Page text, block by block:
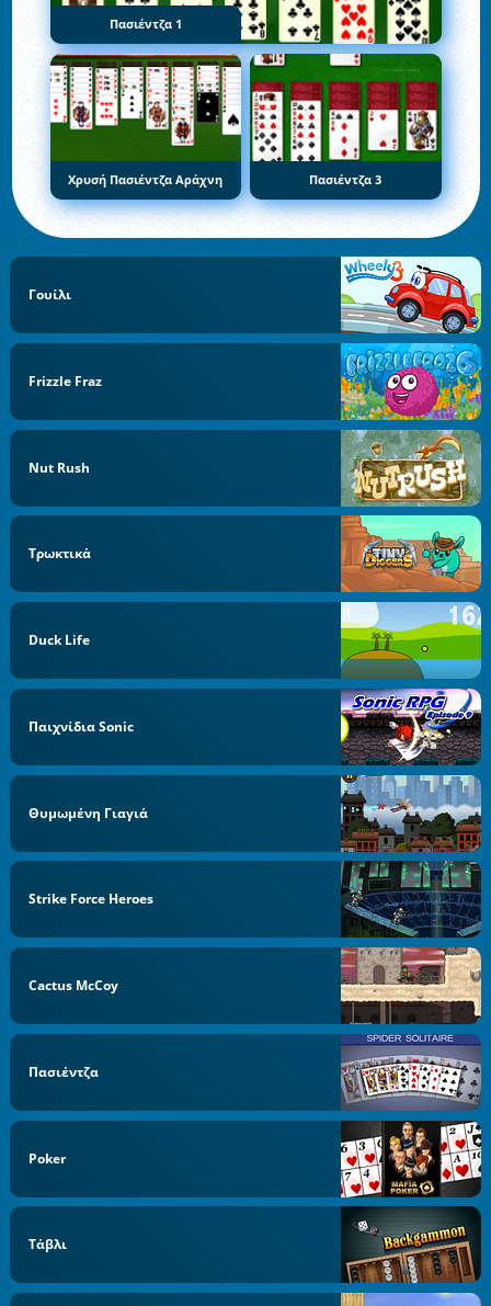
Πασιέντζα 1
Χρυσή Πασιέντζα Αράχνη Πασιέντζα 3
Γουίλι
Frizzle Fraz
Nut Rush
Τρωκτικά
Duck Life
Παιχνίδια Sonic
Θυμωμένη Γιαγιά
Strike Force Heroes
Cactus McCoy
Πασιέντζα
Poker
Τάβλι